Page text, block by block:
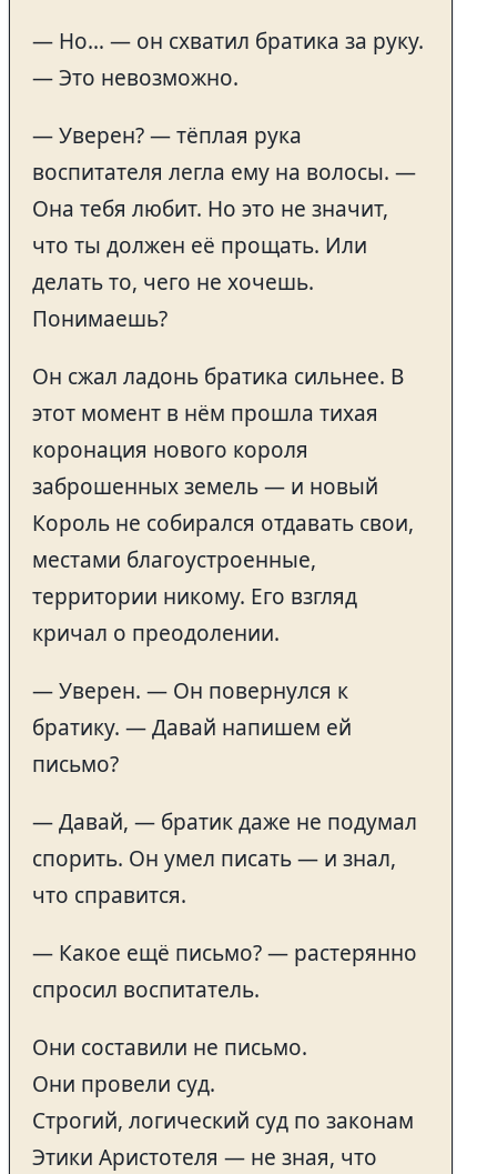
— Но… — он схватил братика за руку.
— Это невозможно.
— Уверен? — тёплая рука
воспитателя легла ему на волосы. —
Она тебя любит. Но это не значит,
что ты должен её прощать. Или
делать то, чего не хочешь.
Понимаешь?
Он сжал ладонь братика сильнее. В
этот момент в нём прошла тихая
коронация нового короля
заброшенных земель — и новый
Король не собирался отдавать свои,
местами благоустроенные,
территории никому. Его взгляд
кричал о преодолении.
— Уверен. — Он повернулся к
братику. — Давай напишем ей
письмо?
— Давай, — братик даже не подумал
спорить. Он умел писать — и знал,
что справится.
— Какое ещё письмо? — растерянно
спросил воспитатель.
Они составили не письмо.
Они провели суд.
Строгий, логический суд по законам
Этики Аристотеля — не зная, что